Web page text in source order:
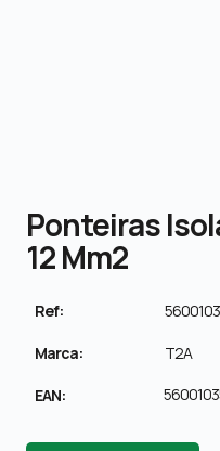
Ponteiras
12 Mm2
Ref:
Marca: T2A
EAN: